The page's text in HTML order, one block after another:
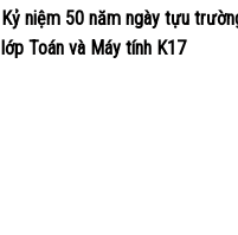
Kỷ niệm 50 năm ngày tựu
lớp Toán và Máy tính K17